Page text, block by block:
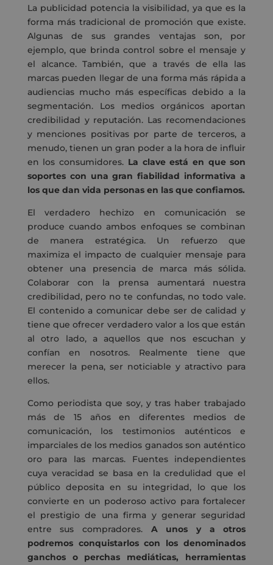
La publicidad potencia la visibilidad, ya que es la
forma más tradicional de promoción que existe.
Algunas de sus grandes ventajas son, por
ejemplo, que brinda control sobre el mensaje y
el alcance. También, que a través de ella las
marcas pueden llegar de una forma más rápida a
audiencias mucho más específicas debido a la
segmentación. Los medios orgánicos aportan
credibilidad y reputación. Las recomendaciones
y menciones positivas por parte de terceros, a
menudo, tienen un gran poder a la hora de influir
en los consumidores. La clave está en que son
soportes con una gran fiabilidad informativa a
los que dan vida personas en las que confiamos.
El verdadero hechizo en comunicación se
produce cuando ambos enfoques se combinan
de manera estratégica. Un refuerzo que
maximiza el impacto de cualquier mensaje para
obtener una presencia de marca más sólida.
Colaborar con la prensa aumentará nuestra
credibilidad, pero no te confundas, no todo vale.
El contenido a comunicar debe ser de calidad y
tiene que ofrecer verdadero valor a los que están
al otro lado, a aquellos que nos escuchan y
confían en nosotros. Realmente tiene que
merecer la pena, ser noticiable y atractivo para
ellos.
Como periodista que soy, y tras haber trabajado
más de 15 años en diferentes medios de
comunicación, los testimonios auténticos e
imparciales de los medios ganados son auténtico
oro para las marcas. Fuentes independientes
cuya veracidad se basa en la credulidad que el
público deposita en su integridad, lo que los
convierte en un poderoso activo para fortalecer
el prestigio de una firma y generar seguridad
entre sus compradores.
A unos y a otros
podremos conquistarlos con los denominados
ganchos o perchas mediáticas, herramientas